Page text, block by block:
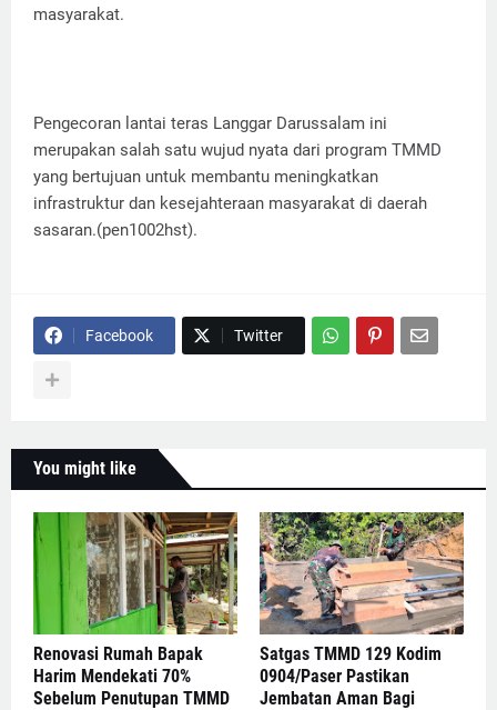
masyarakat.
Pengecoran lantai teras Langgar Darussalam ini
merupakan salah satu wujud nyata dari program TMMD
yang bertujuan untuk membantu meningkatkan
infrastruktur dan kesejahteraan masyarakat di daerah
sasaran.(pen1002hst).
Facebook Twitter
You might like
Renovasi Rumah Bapak
Harim Mendekati 70%
Sebelum Penutupan TMMD
Satgas TMMD 129 Kodim
0904/Paser Pastikan
Jembatan Aman Bagi